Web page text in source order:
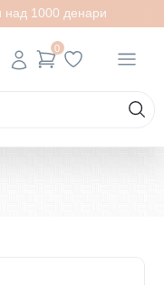
над 1000 денари
0